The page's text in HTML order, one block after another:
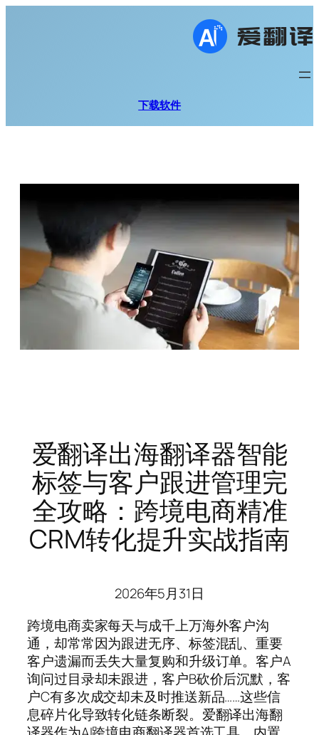
下载软件
爱翻译出海翻译器智能
标签与客户跟进管理完
全攻略：跨境电商精准
CRM转化提升实战指南
2026年5月31日
跨境电商卖家每天与成千上万海外客户沟
通，却常常因为跟进无序、标签混乱、重要
客户遗漏而丢失大量复购和升级订单。客户A
询问过目录却未跟进，客户B砍价后沉默，客
户C有多次成交却未及时推送新品……这些信
息碎片化导致转化链条断裂。爱翻译出海翻